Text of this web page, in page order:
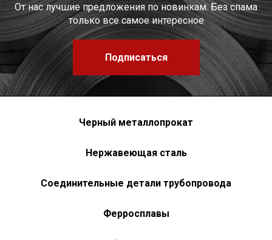
От нас лучшие предложения по новинкам. Без спама
только все самое интересное
Подписаться
Черный металлопрокат
Нержавеющая сталь
Соединительные детали трубопровода
Ферросплавы